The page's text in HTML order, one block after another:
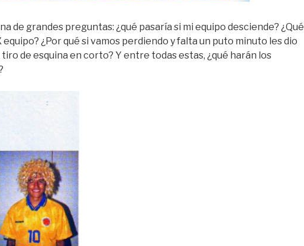
de grandes preguntas: ¿qué pasaría si mi equipo desciende? ¿Qué
¿Por qué si vamos perdiendo y falta un puto minuto les dio
de esquina en corto? Y entre todas estas, ¿qué harán los